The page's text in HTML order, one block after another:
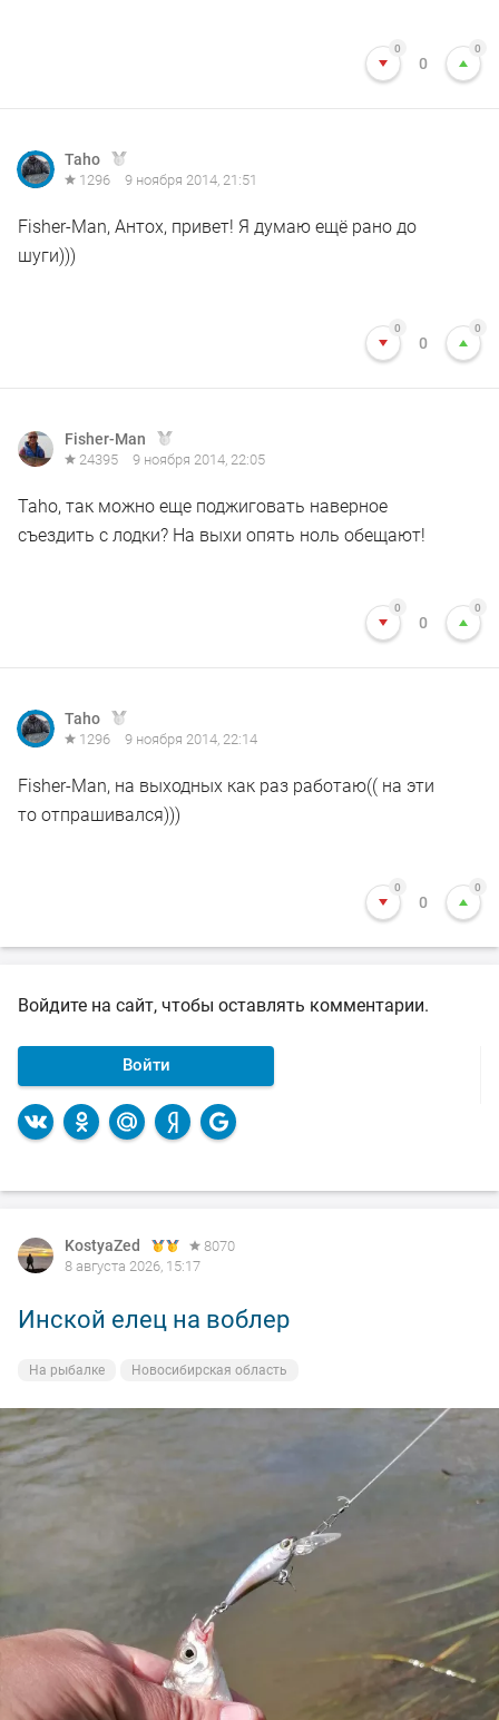
0
0
0
Taho
1296 9 ноября 2014, 21:51
Fisher-Man, Антох, привет! Я думаю ещё рано до
шуги)))
0
0
0
Fisher-Man
24395 9 ноября 2014, 22:05
Taho, так можно еще поджиговать наверное
съездить с лодки? На выхи опять ноль обещают!
0
0
0
Taho
1296 9 ноября 2014, 22:14
Fisher-Man, на выходных как раз работаю(( на эти
то отпрашивался)))
0
0
0
Войдите на сайт, чтобы оставлять комментарии.
Войти
KostyaZed
8070
8 августа 2026, 15:17
Инской елец на воблер
На рыбалке Новосибирская область